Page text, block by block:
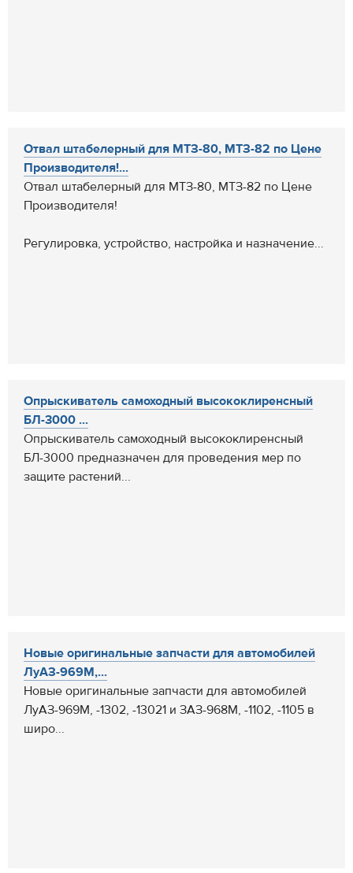
Отвал штабелерный для МТЗ-80, МТЗ-82 по Цене
Производителя!...
Отвал штабелерный для МТЗ-80, МТЗ-82 по Цене
Производителя!
Регулировка, устройство, настройка и назначение...
Опрыскиватель самоходный высококлиренсный
БЛ-3000 ...
Опрыскиватель самоходный высококлиренсный
БЛ-3000 предназначен для проведения мер по
защите растений...
Новые оригинальные запчасти для автомобилей
ЛуАЗ-969М,...
Новые оригинальные запчасти для автомобилей
ЛуАЗ-969М, -1302, -13021 и ЗАЗ-968М, -1102, -1105 в
широ...